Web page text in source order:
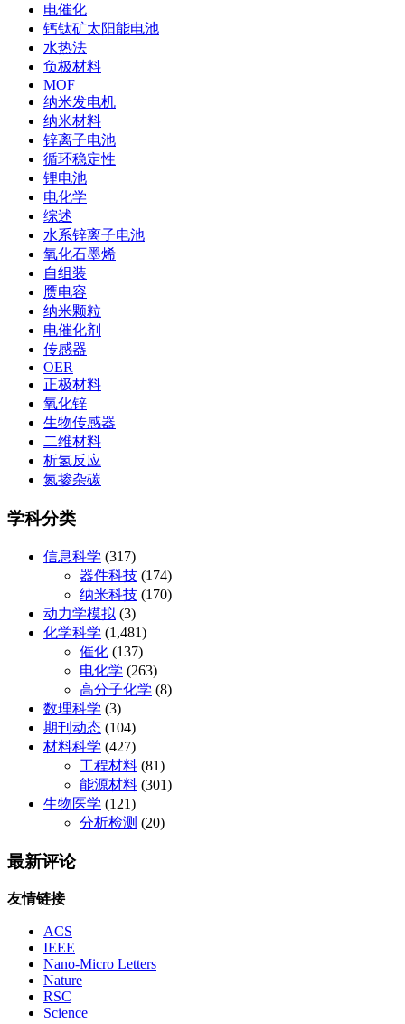
电催化
钙钛矿太阳能电池
水热法
负极材料
MOF
纳米发电机
纳米材料
锌离子电池
循环稳定性
锂电池
电化学
综述
水系锌离子电池
氧化石墨烯
自组装
赝电容
纳米颗粒
电催化剂
传感器
OER
正极材料
氧化锌
生物传感器
二维材料
析氢反应
氮掺杂碳
学科分类
信息科学 (317)
器件科技 (174)
纳米科技 (170)
动力学模拟 (3)
化学科学 (1,481)
催化 (137)
电化学 (263)
高分子化学 (8)
数理科学 (3)
期刊动态 (104)
材料科学 (427)
工程材料 (81)
能源材料 (301)
生物医学 (121)
分析检测 (20)
最新评论
友情链接
ACS
IEEE
Nano-Micro Letters
Nature
RSC
Science